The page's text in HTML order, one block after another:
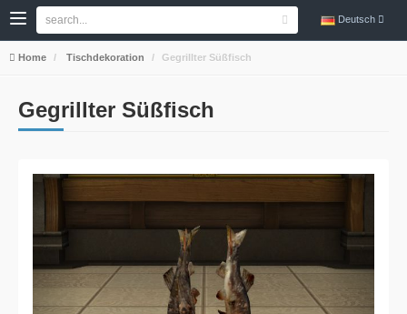
Deutsch
Home Tischdekoration Gegrillter Süßfisch
Gegrillter Süßfisch